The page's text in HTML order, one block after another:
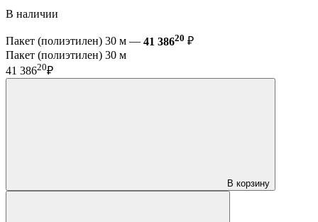
В наличии
Пакет (полиэтилен) 30 м — 41 38620 ₽
Пакет (полиэтилен) 30 м
41 38620₽
В корзину